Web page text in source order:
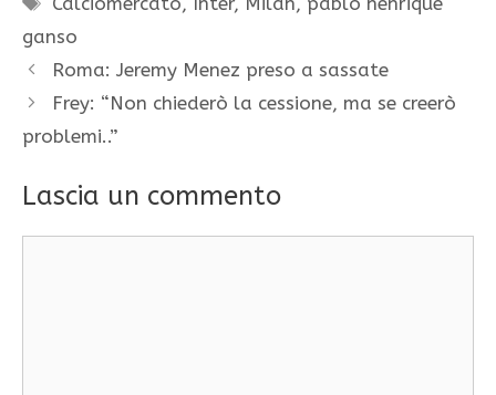
ganso
Roma: Jeremy Menez preso a sassate
Frey: “Non chiederò la cessione, ma se creerò
problemi..”
Lascia un commento